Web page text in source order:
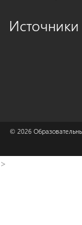
Источники
© 2026
>